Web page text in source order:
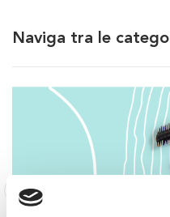
Naviga tra le